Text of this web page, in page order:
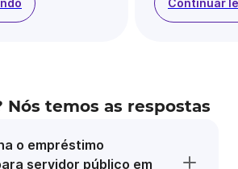
Continuar
Nós temos as respostas
o empréstimo
servidor público em